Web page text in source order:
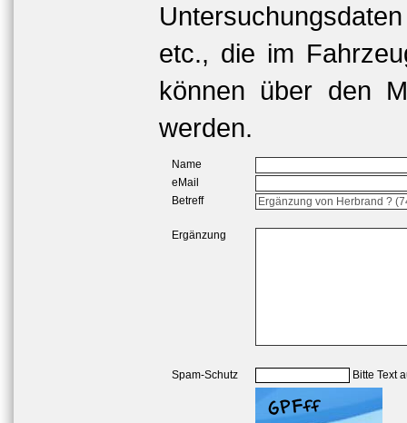
etc., die im
können über den
werden.
Name
eMail
Betreff
Ergänzung
Spam-Schutz Bitte Text